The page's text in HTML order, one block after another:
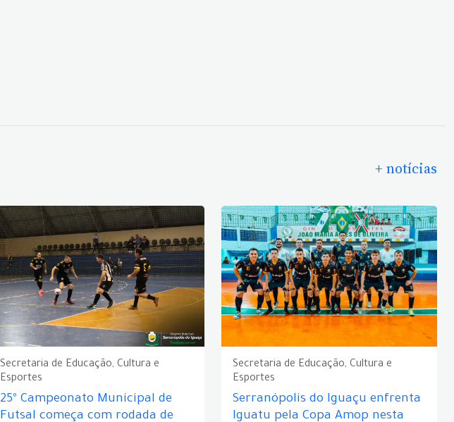
+ notícias
Secretaria de Educação, Cultura e
Esportes
25º Campeonato Municipal de
Futsal começa com rodada de
Secretaria de Educação, Cultura e
Esportes
Serranópolis do Iguaçu enfrenta
Iguatu pela Copa Amop nesta